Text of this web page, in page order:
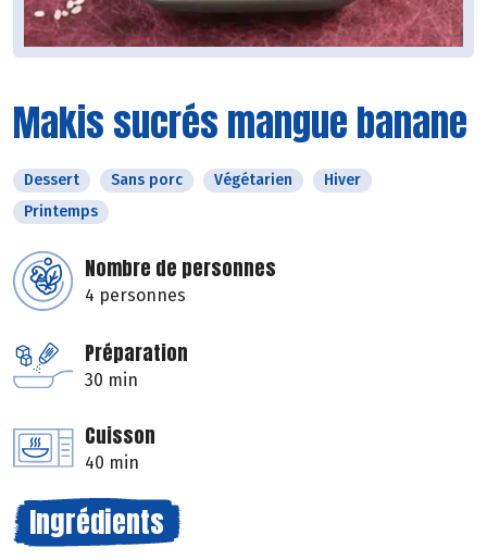
Makis sucrés mangue banane
Dessert Sans porc Végétarien
Hiver
Printemps
Nombre de personnes
4 personnes
Préparation
30 min
Cuisson
40 min
Ingrédients